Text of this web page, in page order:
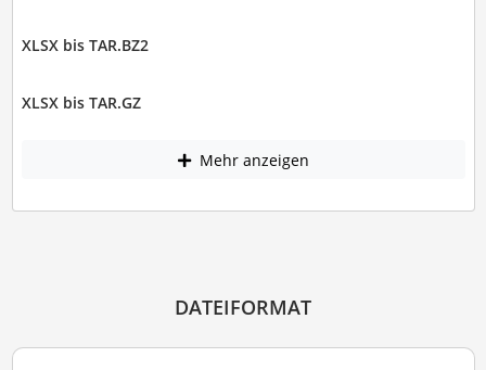
XLSX bis TAR.BZ2
XLSX bis TAR.GZ
Mehr anzeigen
DATEIFORMAT